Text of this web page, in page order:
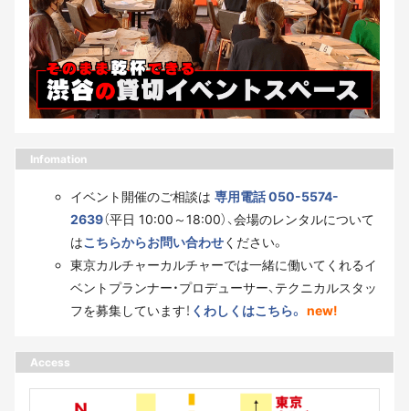
Infomation
イベント開催のご相談は 専用電話 050-5574-
2639（平日 10:00～18:00）、会場のレンタルについて
はこちらからお問い合わせください。
東京カルチャーカルチャーでは一緒に働いてくれるイ
ベントプランナー・プロデューサー、テクニカルスタッ
フを募集しています！ くわしくはこちら。 new!
Access